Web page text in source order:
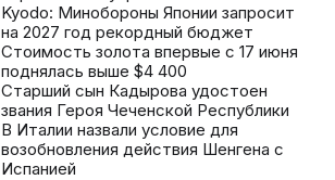
Kyodo: Минобороны Японии запросит
на 2027 год рекордный бюджет
Стоимость золота впервые с 17 июня
поднялась выше $4 400
Старший сын Кадырова удостоен
звания Героя Чеченской Республики
В Италии назвали условие для
возобновления действия Шенгена с
Испанией